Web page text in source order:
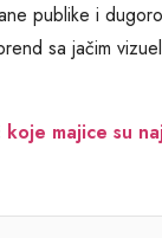
publike i
sa jačim
koje majice su